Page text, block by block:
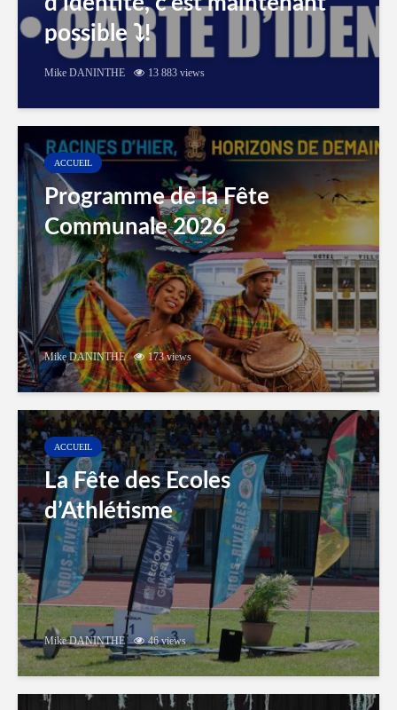
possible ⤵️!
Mike DANINTHE 13 883 views
ACCUEIL
Programme de la Fête
Communale 2026
Mike DANINTHE 173 views
ACCUEIL
La Fête des Ecoles
d’Athlétisme
Mike DANINTHE 46 views